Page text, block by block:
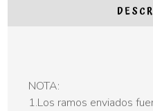
NOTA:
1.Los ramos enviados